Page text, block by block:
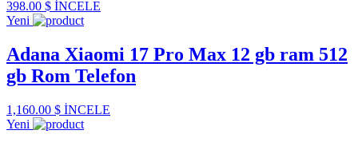
398.00 $ İNCELE
Yeni
Adana Xiaomi 17 Pro Max 12 gb ram 512
gb Rom Telefon
1,160.00 $ İNCELE
Yeni